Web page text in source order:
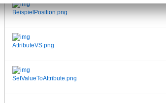
BeispielPosition.png
AttributeVS.png
SetValueToAttribute.png